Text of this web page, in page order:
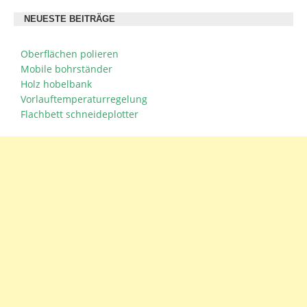
NEUESTE BEITRÄGE
Oberflächen polieren
Mobile bohrständer
Holz hobelbank
Vorlauftemperaturregelung
Flachbett schneideplotter